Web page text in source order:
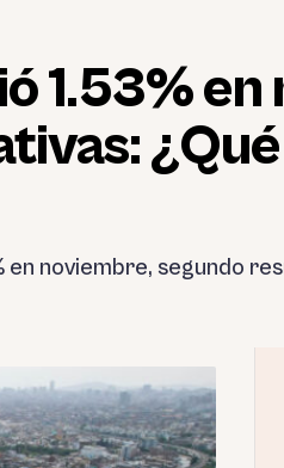
1.53%
noviembre, segundo